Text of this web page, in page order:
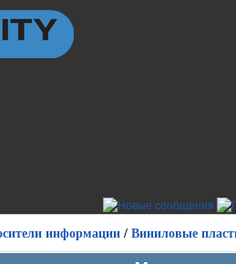
информации / Виниловые